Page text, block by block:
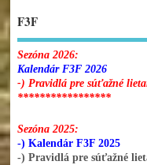
F3F
Sezóna 2026:
Kalendár F3F 2026
-) Pravidlá pre súťažné
*****************
Sezóna 2025:
-) Kalendár F3F 2025
-) Pravidlá pre súťažné